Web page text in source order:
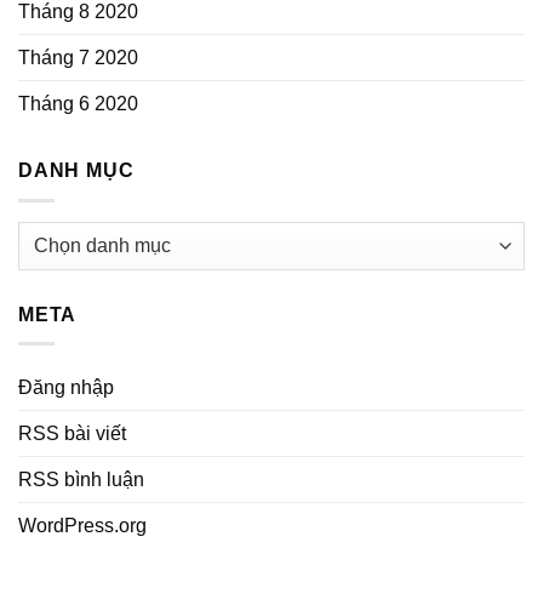
Tháng 8 2020
Tháng 7 2020
Tháng 6 2020
DANH MỤC
Danh
META
Đăng nhập
RSS bài viết
RSS bình luận
WordPress.org